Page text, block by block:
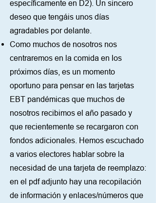
específicamente en D2). Un sincero
deseo que tengáis unos días
agradables por delante.
Como muchos de nosotros nos
centraremos en la comida en los
próximos días, es un momento
oportuno para pensar en las tarjetas
EBT pandémicas que muchos de
nosotros recibimos el año pasado y
que recientemente se recargaron con
fondos adicionales. Hemos escuchado
a varios electores hablar sobre la
necesidad de una tarjeta de reemplazo:
en el pdf adjunto hay una recopilación
de información y enlaces/números que